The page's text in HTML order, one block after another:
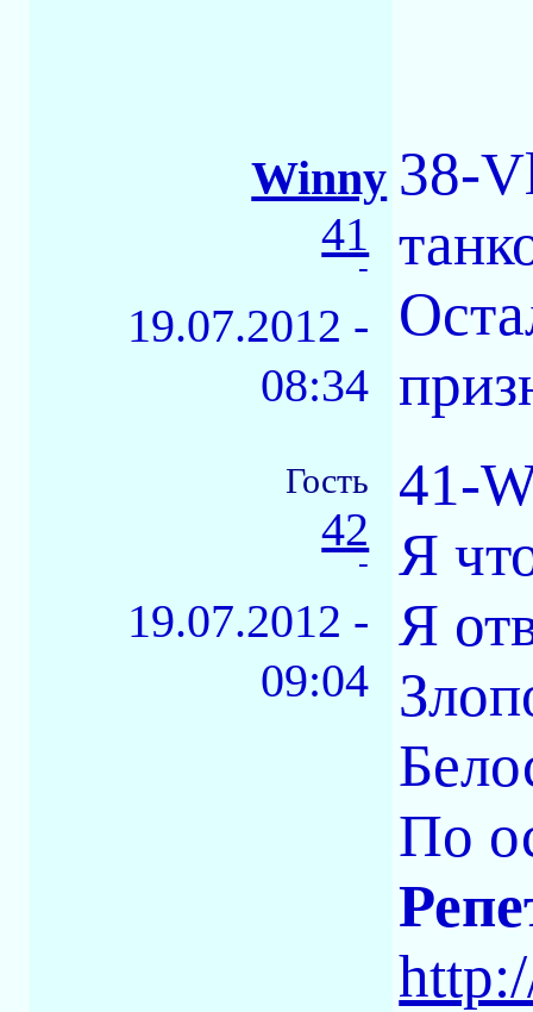
Winny
41
-
19.07.2012 -
08:34
38-
Гость
42
-
19.07.2012 -
09:04
41-
Я
Я
По